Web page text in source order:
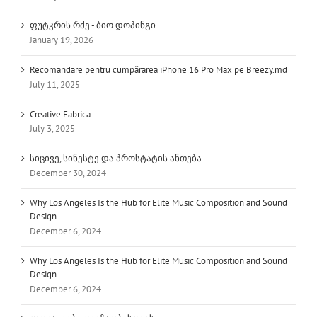
ფუტკრის რძე - ბიო დოპინგი
January 19, 2026
Recomandare pentru cumpărarea iPhone 16 Pro Max pe Breezy.md
July 11, 2025
Creative Fabrica
July 3, 2025
სიცივე, სინესტე და პროსტატის ანთება
December 30, 2024
Why Los Angeles Is the Hub for Elite Music Composition and Sound
Design
December 6, 2024
Why Los Angeles Is the Hub for Elite Music Composition and Sound
Design
December 6, 2024